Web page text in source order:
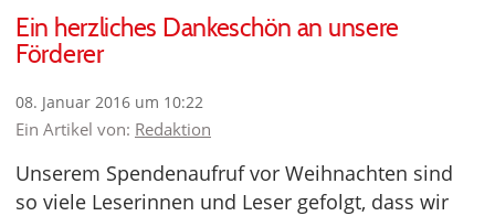
Ein herzliches Dankeschön an unsere
Förderer
08. Januar 2016 um 10:22
Ein Artikel von: Redaktion
Unserem Spendenaufruf vor Weihnachten sind
so viele Leserinnen und Leser gefolgt, dass wir